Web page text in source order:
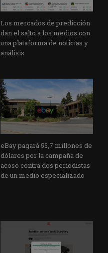
Los mercados de predicción
dan el salto a los medios con
una plataforma de noticias y
análisis
eBay pagará 55,7 millones de
dólares por la campaña de
acoso contra dos periodistas
de un medio especializado